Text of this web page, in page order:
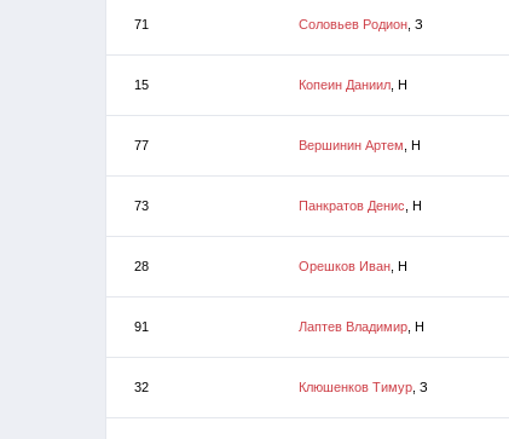
71 Соловьев Родион, З
15 Копеин Даниил, Н
77 Вершинин Артем, Н
73 Панкратов Денис, Н
28 Орешков Иван, Н
91 Лаптев Владимир, Н
32 Клюшенков Тимур, З